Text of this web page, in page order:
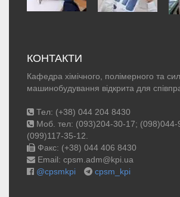
КОНТАКТИ
Кафедра хімічного, полімерного та
машинобудування відкрита для
Тел: (+38) 044 204 8430
Моб. тел: (093)204-30-17; (098)044-
(099)117-35-12.
Факс: (+38) 044 406 8430
Email: cpsm.adm@kpi.ua
@cpsmkpi
cpsm_kpi